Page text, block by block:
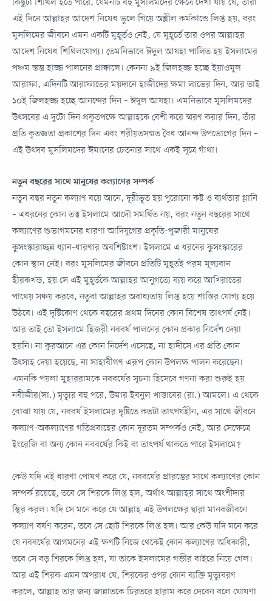
এই দিনে আল্লাহর আদেশ নিষেধ ভুলে গিয়ে অশ্লীল কর্মকান্ডে লিপ্ত হয়, বরং
মুসলিমের জীবনে এমন একটি মুহূর্তও নেই, যে মুহূর্তে তার ওপর আল্লাহর
আদেশ নিষেধ শিথিলযোগ্য। তেমনিভাবে ঈদুল আযহা পালিত হয় ইসলামের
পঞ্চম স্তম্ভ হাজ্জ পালনের প্রাক্কালে। কেননা ৯ই জিলহজ্জ হচ্ছে ইয়াওমুল
আরাফা, এদিনটি আরাফাতের ময়দানে হাজীদের ক্ষমা লাভের দিন, আর তাই
১০ই জিলহজ্জ হচ্ছে আনন্দের দিন – ঈদুল আযহা। এমনিভাবে মুসলিমদের
উৎসবের এ দুটো দিন প্রকৃতপক্ষে আল্লাহকে বেশী করে স্মরণ করার দিন, তাঁর
প্রতি কৃতজ্ঞতা প্রকাশের দিন এবং শরীয়তসম্মত বৈধ আনন্দ উপভোগের দিন –
এই উৎসব মুসলিমদের ঈমানের চেতনার সাথে একই সূত্রে গাঁথা।
নতুন বছরের সাথে মানুষের কল্যাণের সম্পর্ক
নতুন বছর নতুন কল্যাণ বয়ে আনে, দূরীভূত হয় পুরোনো কষ্ট ও ব্যর্থতার গ্লানি
– এধরনের কোন তত্ত্ব ইসলামে আদৌ সমর্থিত নয়, বরং নতুন বছরের সাথে
কল্যাণের শুভাগমনের ধারণা আদিযুগের প্রকৃতি-পুজারী মানুষের
কুসংস্কারাচ্ছন্ন ধ্যান-ধারণার অবশিষ্টাংশ। ইসলামে এ ধরনের কুসংস্কারের
কোন স্থান নেই। বরং মুসলিমের জীবনে প্রতিটি মুহূর্তই পরম মূল্যবান
হীরকখন্ড, হয় সে এই মুহূর্তকে আল্লাহর আনুগত্যে ব্যয় করে আখিরাতের
পাথেয় সঞ্চয় করবে, নতুবা আল্লাহর অবাধ্যতায় লিপ্ত হয়ে শাস্তির যোগ্য হয়ে
উঠবে। এই দৃষ্টিকোণ থেকে বছরের প্রথম দিনের কোন বিশেষ তাৎপর্য নেই।
আর তাই তো ইসলামে হিজরী নববর্ষ পালনের কোন প্রকার নির্দেশ দেয়া
হয়নি। না কুরআনে এর কোন নির্দেশ এসেছে, না হাদীসে এর প্রতি কোন
উৎসাহ দেয়া হয়েছে, না সাহাবীগণ এরূপ কোন উপলক্ষ পালন করেছেন।
এমনকি পয়লা মু্হাররামকে নববর্ষের সূচনা হিসেবে গণনা করা শুরুই হয়
নবীজীর(সা.) মৃত্যুর বহু পরে, উমার ইবনুল খাত্তাবের (রা.) আমলে। এ থেকে
বোঝা যায় যে, নববর্ষ ইসলামের দৃষ্টিতে কতটা তাৎপর্যহীন, এর সাথে জীবনে
কল্যাণ-অকল্যাণের গতিপ্রবাহের কোন দূরতম সম্পর্কও নেই, আর সেক্ষেত্রে
ইংরেজি বা অন্য কোন নববর্ষের কিই বা তাৎপর্য থাকতে পারে ইসলামে?
কেউ যদি এই ধারণা পোষণ করে যে, নববর্ষের প্রারম্ভের সাথে কল্যাণের কোন
সম্পর্ক রয়েছে, তবে সে শিরকে লিপ্ত হল, অর্থাৎ আল্লাহর সাথে অংশীদার
স্থির করল। যদি সে মনে করে যে আল্লাহ এই উপলক্ষের দ্বারা মানবজীবনে
কল্যাণ বর্ষণ করেন, তবে সে ছোট শিরকে লিপ্ত হল। আর কেউ যদি মনে করে
যে নববর্ষের আগমনের এই ক্ষণটি নিজে থেকেই কোন কল্যাণের অধিকারী,
তবে সে বড় শিরকে লিপ্ত হল, যা তাকে ইসলামের গন্ডীর বাইরে নিয়ে গেল।
আর এই শিরক এমন অপরাধ যে, শিরকের ওপর কোন ব্যক্তি মৃত্যুবরণ
করলে, আল্লাহ তার জন্য জান্নাতকে চিরতরে হারাম করে দেবেন বলে ঘোষণা